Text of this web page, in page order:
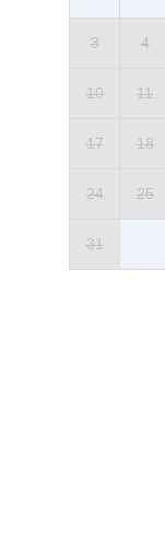
3 4
10 11
17 18
24 25
31